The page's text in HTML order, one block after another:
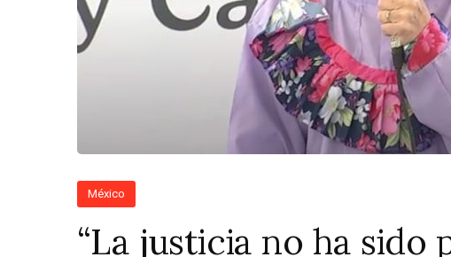
México
“La justicia no ha sido